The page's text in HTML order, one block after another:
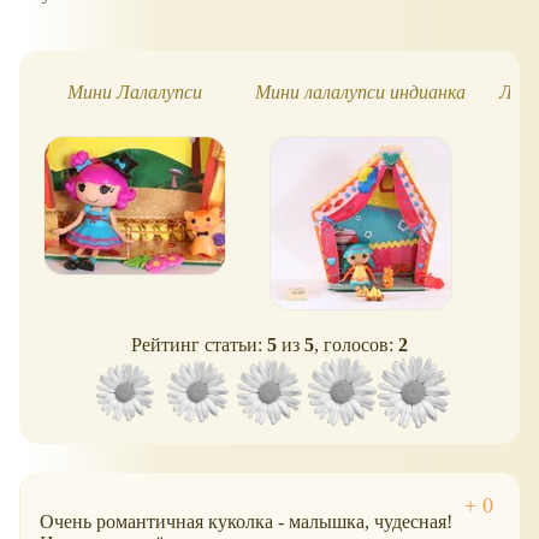
Мини Лалалупси Мини лалалупси индианка
Рейтинг статьи: 5 из 5, голосов: 2
Очень романтичная куколка - малышка, чудесная!